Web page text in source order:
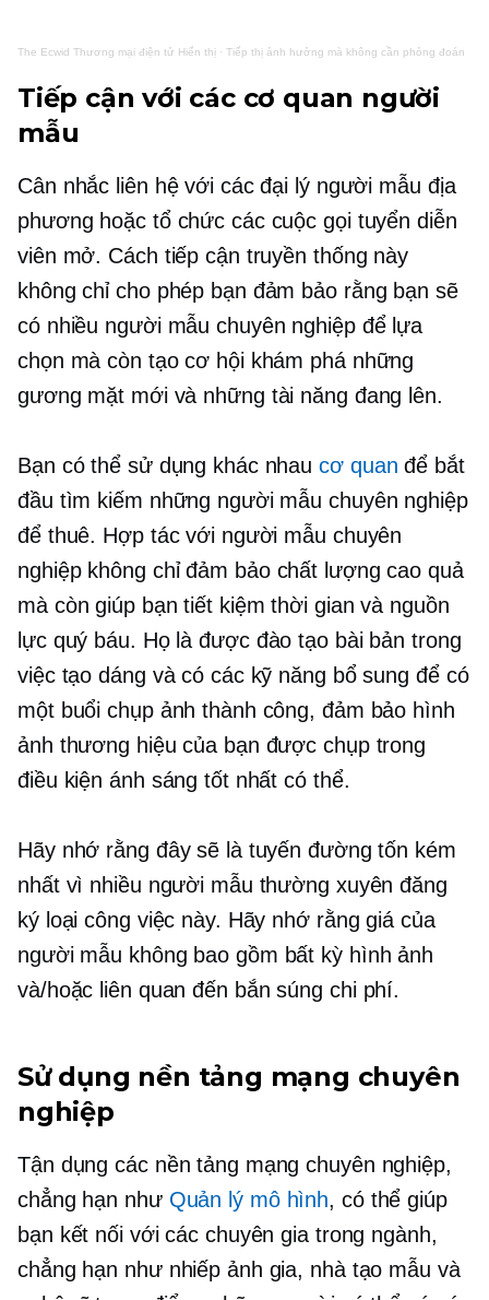
The Ecwid Thương mại điện tử Hiển thị · Tiếp thị ảnh hưởng mà không cần phỏng đoán
Tiếp cận với các cơ quan người
mẫu
Cân nhắc liên hệ với các đại lý người mẫu địa
phương hoặc tổ chức các cuộc gọi tuyển diễn
viên mở. Cách tiếp cận truyền thống này
không chỉ cho phép bạn đảm bảo rằng bạn sẽ
có nhiều người mẫu chuyên nghiệp để lựa
chọn mà còn tạo cơ hội khám phá những
gương mặt mới và những tài năng đang lên.
Bạn có thể sử dụng khác nhaucơ quan để bắt
đầu tìm kiếm những người mẫu chuyên nghiệp
để thuê. Hợp tác với người mẫu chuyên
nghiệp không chỉ đảm bảo chất lượng cao quả
mà còn giúp bạn tiết kiệm thời gian và nguồn
lực quý báu. Họ làđược đào tạo bài bản trong
việc tạo dáng và có các kỹ năng bổ sung để có
một buổi chụp ảnh thành công, đảm bảo hình
ảnh thương hiệu của bạn được chụp trong
điều kiện ánh sáng tốt nhất có thể.
Hãy nhớ rằng đây sẽ là tuyến đường tốn kém
nhất vì nhiều người mẫu thường xuyên đăng
ký loại công việc này. Hãy nhớ rằng giá của
người mẫu không bao gồm bất kỳ hình ảnh
và/hoặc liên quan đến bắn súng chi phí.
Sử dụng nền tảng mạng chuyên
nghiệp
Tận dụng các nền tảng mạng chuyên nghiệp,
chẳng hạn như Quản lý mô hình, có thể giúp
bạn kết nối với các chuyên gia trong ngành,
chẳng hạn như nhiếp ảnh gia, nhà tạo mẫu và